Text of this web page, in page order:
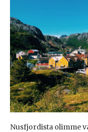
Nusfjordista olimme